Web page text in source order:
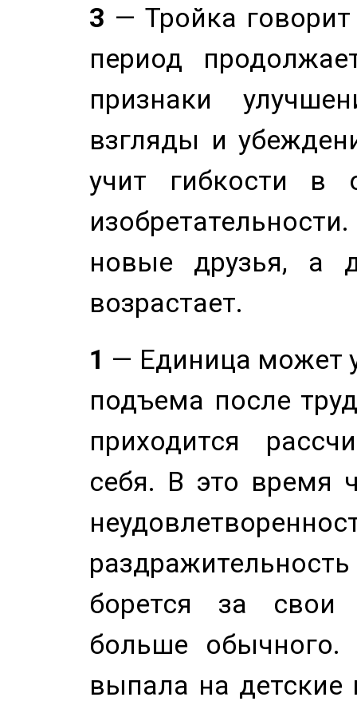
3 — Тройка
период
признаки
взгляды и
учит гибкости в
новые друзья, а
возрастает.
1 — Единица может
подъема после
приходится
себя. В это время
борется за свои
больше
выпала на детские